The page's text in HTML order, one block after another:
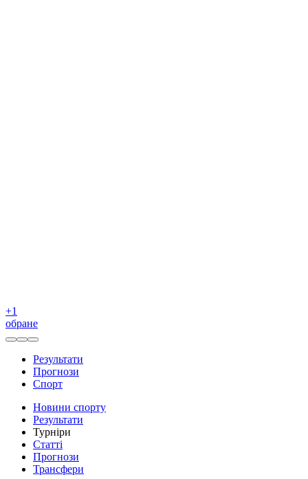
+1
обране
Результати
Прогнози
Спорт
Новини спорту
Результати
Турніри
Статті
Прогнози
Трансфери